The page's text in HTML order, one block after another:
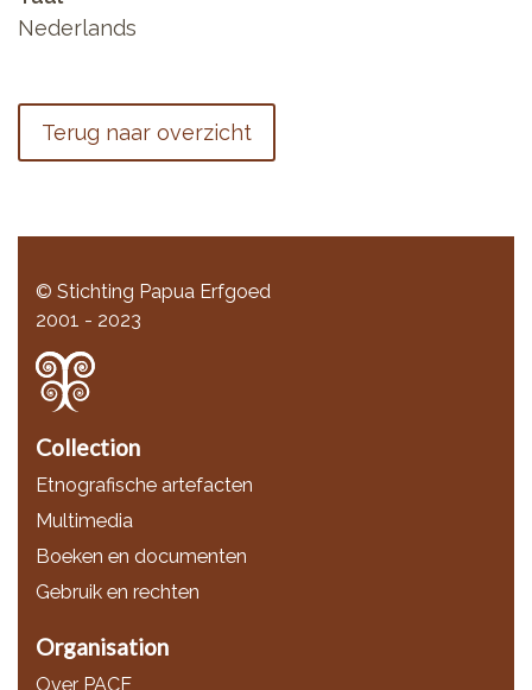
Nederlands
Terug naar overzicht
© Stichting Papua Erfgoed
2001 - 2023
Collection
Etnografische artefacten
Multimedia
Boeken en documenten
Gebruik en rechten
Organisation
Over PACE